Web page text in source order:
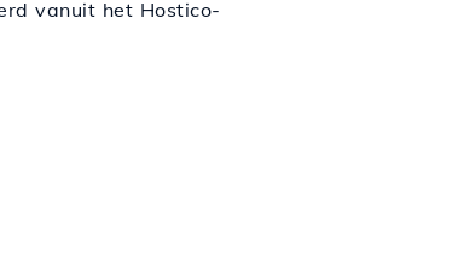
vanuit het Hostico-